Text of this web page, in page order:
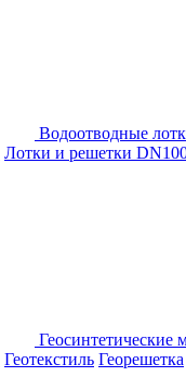
Водоотводные
Лотки и решетки
Геосинтетические
Геотекстиль Георешетка